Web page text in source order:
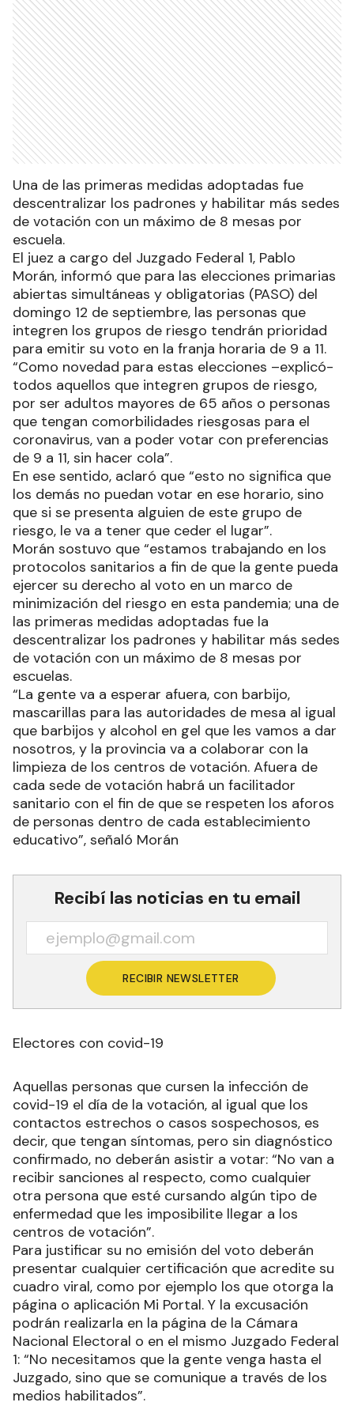
Una de las primeras medidas adoptadas fue
descentralizar los padrones y habilitar más sedes
de votación con un máximo de 8 mesas por
escuela.
El juez a cargo del Juzgado Federal 1, Pablo
Morán, informó que para las elecciones primarias
abiertas simultáneas y obligatorias (PASO) del
domingo 12 de septiembre, las personas que
integren los grupos de riesgo tendrán prioridad
para emitir su voto en la franja horaria de 9 a 11.
“Como novedad para estas elecciones –explicó-
todos aquellos que integren grupos de riesgo,
por ser adultos mayores de 65 años o personas
que tengan comorbilidades riesgosas para el
coronavirus, van a poder votar con preferencias
de 9 a 11, sin hacer cola”.
En ese sentido, aclaró que “esto no significa que
los demás no puedan votar en ese horario, sino
que si se presenta alguien de este grupo de
riesgo, le va a tener que ceder el lugar”.
Morán sostuvo que “estamos trabajando en los
protocolos sanitarios a fin de que la gente pueda
ejercer su derecho al voto en un marco de
minimización del riesgo en esta pandemia; una de
las primeras medidas adoptadas fue la
descentralizar los padrones y habilitar más sedes
de votación con un máximo de 8 mesas por
escuelas.
“La gente va a esperar afuera, con barbijo,
mascarillas para las autoridades de mesa al igual
que barbijos y alcohol en gel que les vamos a dar
nosotros, y la provincia va a colaborar con la
limpieza de los centros de votación. Afuera de
cada sede de votación habrá un facilitador
sanitario con el fin de que se respeten los aforos
de personas dentro de cada establecimiento
educativo”, señaló Morán
Recibí las noticias en tu email
RECIBIR NEWSLETTER
Electores con covid-19
Aquellas personas que cursen la infección de
covid-19 el día de la votación, al igual que los
contactos estrechos o casos sospechosos, es
decir, que tengan síntomas, pero sin diagnóstico
confirmado, no deberán asistir a votar: “No van a
recibir sanciones al respecto, como cualquier
otra persona que esté cursando algún tipo de
enfermedad que les imposibilite llegar a los
centros de votación”.
Para justificar su no emisión del voto deberán
presentar cualquier certificación que acredite su
cuadro viral, como por ejemplo los que otorga la
página o aplicación Mi Portal. Y la excusación
podrán realizarla en la página de la Cámara
Nacional Electoral o en el mismo Juzgado Federal
1: “No necesitamos que la gente venga hasta el
Juzgado, sino que se comunique a través de los
medios habilitados”.